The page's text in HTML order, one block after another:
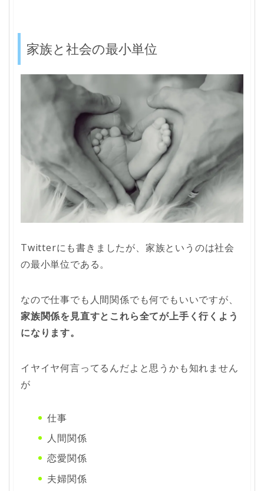
家族と社会の最小単位
Twitterにも書きましたが、家族というのは社会
の最小単位である。
なので仕事でも人間関係でも何でもいいですが、
家族関係を見直すとこれら全てが上手く行くよう
になります。
イヤイヤ何言ってるんだよと思うかも知れません
が
仕事
人間関係
恋愛関係
夫婦関係